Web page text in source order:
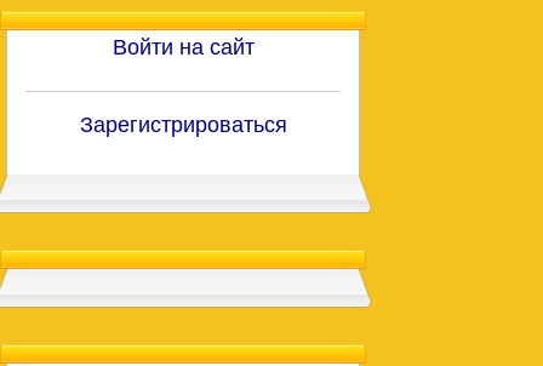
Войти на сайт
Зарегистрироваться